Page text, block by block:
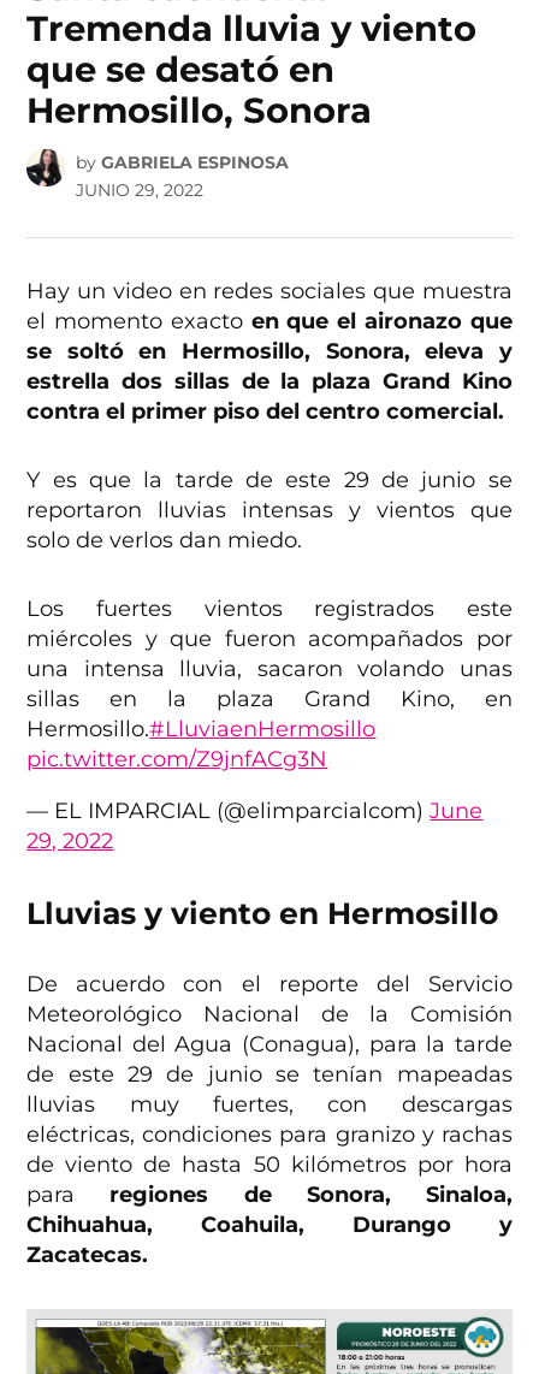
Tremenda lluvia y viento
que se desató en
Hermosillo, Sonora
by GABRIELA ESPINOSA
JUNIO 29, 2022
Hay un video en redes sociales que muestra
el momento exacto en que el aironazo que
se soltó en Hermosillo, Sonora, eleva y
estrella dos sillas de la plaza Grand Kino
contra el primer piso del centro comercial.
Y es que la tarde de este 29 de junio se
reportaron lluvias intensas y vientos que
solo de verlos dan miedo.
Los fuertes vientos registrados este
miércoles y que fueron acompañados por
una intensa lluvia, sacaron volando unas
sillas en la plaza Grand Kino, en
Hermosillo.#LluviaenHermosillo
pic.twitter.com/Z9jnfACg3N
— EL IMPARCIAL (@elimparcialcom)June
29, 2022
Lluvias y viento en Hermosillo
De acuerdo con el reporte del Servicio
Meteorológico Nacional de la Comisión
Nacional del Agua (Conagua), para la tarde
de este 29 de junio se tenían mapeadas
lluvias muy fuertes, con descargas
eléctricas, condiciones para granizo y rachas
de viento de hasta 50 kilómetros por hora
para regiones de Sonora, Sinaloa,
Chihuahua, Coahuila, Durango y
Zacatecas.